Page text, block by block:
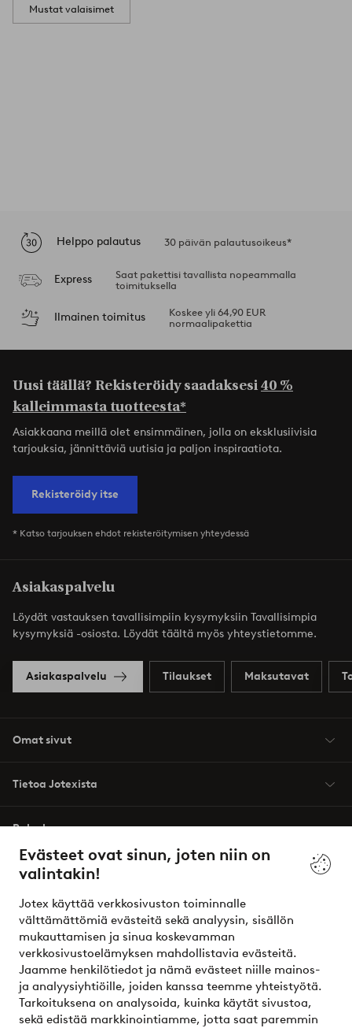
Evästeet ovat sinun, joten niin on
valintakin!
Jotex käyttää verkkosivuston toiminnalle
välttämättömiä evästeitä sekä analyysin, sisällön
mukauttamisen ja sinua koskevamman
verkkosivustoelämyksen mahdollistavia evästeitä.
Jaamme henkilötiedot ja nämä evästeet niille mainos-
ja analyysiyhtiöille, joiden kanssa teemme yhteistyötä.
Tarkoituksena on analysoida, kuinka käytät sivustoa,
sekä edistää markkinointiamme, jotta saat paremmin
Mustat valaisimet
Helppo palautus 30 päivän palautusoikeus*
Express
Saat pakettisi tavallista nopeammalla
toimituksella
Ilmainen toimitus
Koskee yli 64,90 EUR
normaalipakettia
Uusi täällä? Rekisteröidy saadaksesi40 %
kalleimmasta tuotteesta*
Asiakkaana meillä olet ensimmäinen, jolla on eksklusiivisia
tarjouksia, jännittäviä uutisia ja paljon inspiraatiota.
Rekisteröidy itse
* Katso tarjouksen ehdot rekisteröitymisen yhteydessä
Asiakaspalvelu
Löydät vastauksen tavallisimpiin kysymyksiin Tavallisimpia
kysymyksiä -osiosta. Löydät täältä myös yhteystietomme.
Asiakaspalvelu Tilaukset Maksutavat
Omat sivut
Tietoa Jotexista
Palvelumme
Ehdot
Ystävät
Turvalliset maksut – maksa nyt tai erissä
Haluatko tietää lisää maksuvaihtoehdoistamme?